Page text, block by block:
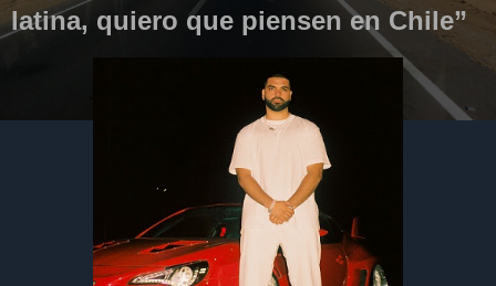
latina, quiero que piensen en Chile”